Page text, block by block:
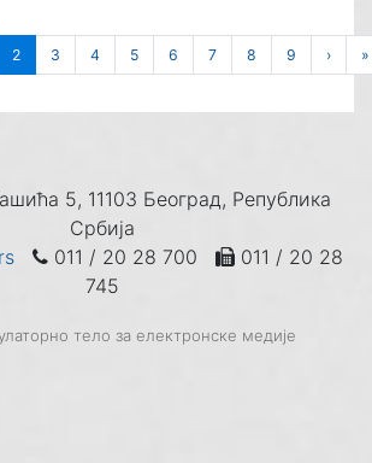
2 3 4 5 6 7 8 9 › »
5, 11103 Београд, Република
Србија
011 / 20 28 700
011 / 20 28
745
тело за електронске медије